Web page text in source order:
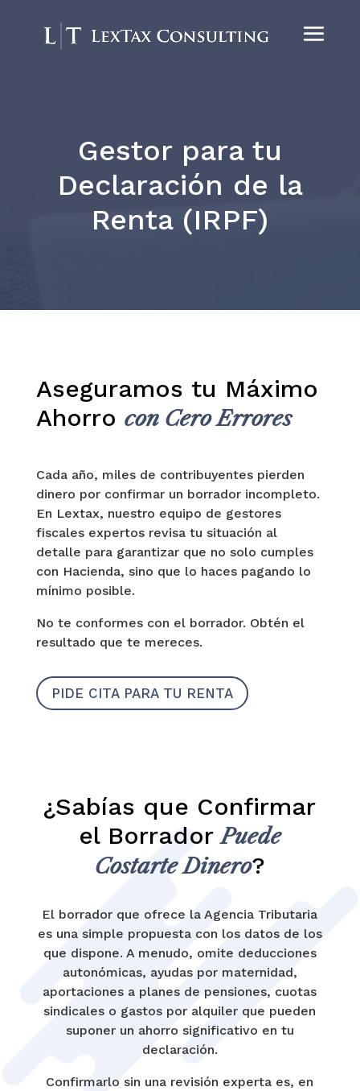
Gestor para tu
Declaración de la
Renta (IRPF)
Aseguramos tu Máximo
Ahorro con Cero Errores
Cada año, miles de contribuyentes pierden
dinero por confirmar un borrador incompleto.
En Lextax, nuestro equipo de gestores
fiscales expertos revisa tu situación al
detalle para garantizar que no solo cumples
con Hacienda, sino que lo haces pagando lo
mínimo posible.
No te conformes con el borrador. Obtén el
resultado que te mereces.
PIDE CITA PARA TU RENTA
¿Sabías que Confirmar
el BorradorPuede
Costarte Dinero?
El borrador que ofrece la Agencia Tributaria
es una simple propuesta con los datos de los
que dispone. A menudo, omite deducciones
autonómicas, ayudas por maternidad,
aportaciones a planes de pensiones, cuotas
sindicales o gastos por alquiler que pueden
suponer un ahorro significativo en tu
declaración.
Confirmarlo sin una revisión experta es, en